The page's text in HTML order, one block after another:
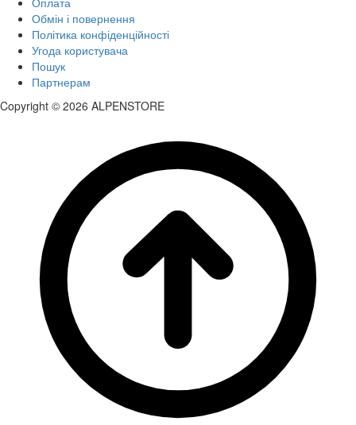
Обмін і повернення
Політика конфіденційності
Угода користувача
Пошук
Партнерам
Copyright © 2026 ALPENSTORE